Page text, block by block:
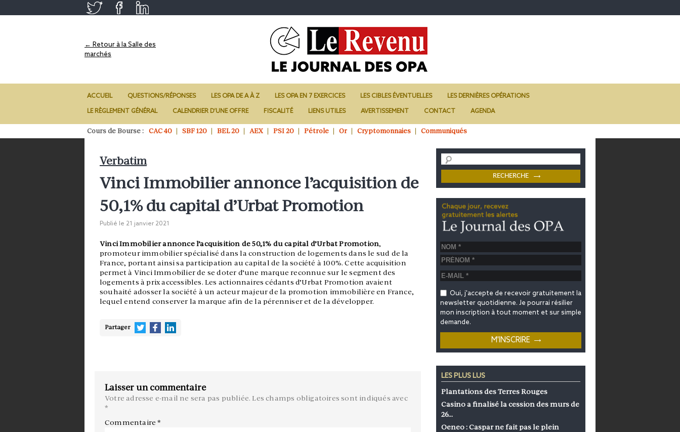
← Retour à la Salle des
marchés
ACCUEIL QUESTIONS/RÉPONSES LES OPA DE A À Z LES OPA EN 7 EXERCICES LES CIBLES ÉVENTUELLES LES DERNIÈRES OPÉRATIONS
LE RÈGLEMENT GÉNÉRAL CALENDRIER D’UNE OFFRE FISCALITÉ LIENS UTILES AVERTISSEMENT CONTACT AGENDA
Cours de Bourse : CAC 40 SBF 120 BEL 20 AEX PSI 20 Pétrole Or Cryptomonnaies Communiqués
Verbatim
Vinci Immobilier annonce l’acquisition de
50,1% du capital d’Urbat Promotion
Publié le 21 janvier 2021
Vinci Immobilier annonce l’acquisition de 50,1% du capital d’Urbat Promotion,
promoteur immobilier spécialisé dans la construction de logements dans le sud de la
France, portant ainsi sa participation au capital de la société à 100%. Cette acquisition
permet à Vinci Immobilier de se doter d’une marque reconnue sur le segment des
logements à prix accessibles. Les actionnaires cédants d’Urbat Promotion avaient
souhaité adosser la société à un acteur majeur de la promotion immobilière en France,
lequel entend conserver la marque afin de la pérenniser et de la développer.
Partager
Laisser un commentaire
Votre adresse e-mail ne sera pas publiée. Les champs obligatoires sont indiqués avec
*
Commentaire*
Oui, j'accepte de recevoir gratuitement la
newsletter quotidienne. Je pourrai résilier
mon inscription à tout moment et sur simple
demande.
LES PLUS LUS
Plantations des Terres Rouges
Casino a finalisé la cession des murs de
26…
Oeneo : Caspar ne fait pas le plein